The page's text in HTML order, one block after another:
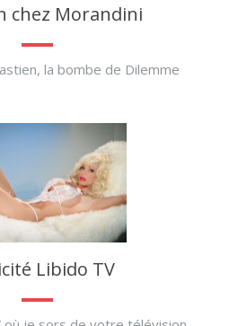
chez Morandini
la bombe de Dilemme
Libido TV